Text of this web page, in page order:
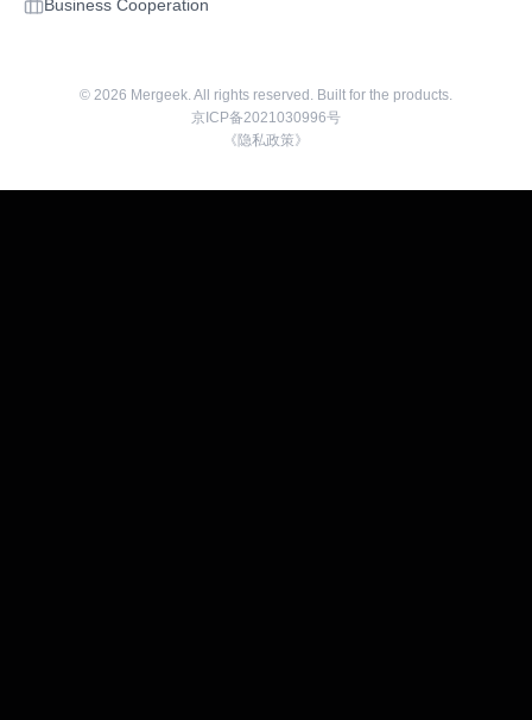
Business Cooperation
© 2026 Mergeek. All rights reserved. Built for the products.
京ICP备2021030996号
《隐私政策》